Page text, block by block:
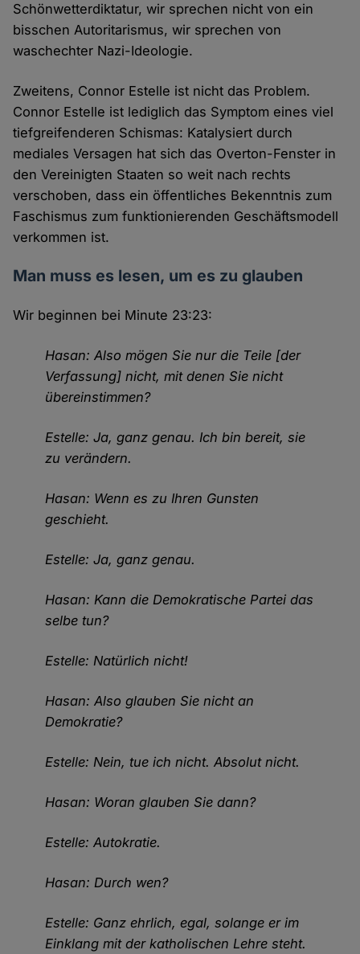
Schönwetterdiktatur, wir sprechen nicht von ein
bisschen Autoritarismus, wir sprechen von
waschechter Nazi-Ideologie.
Zweitens, Connor Estelle ist nicht das Problem.
Connor Estelle ist lediglich das Symptom eines viel
tiefgreifenderen Schismas: Katalysiert durch
mediales Versagen hat sich das Overton-Fenster in
den Vereinigten Staaten so weit nach rechts
verschoben, dass ein öffentliches Bekenntnis zum
Faschismus zum funktionierenden Geschäftsmodell
verkommen ist.
Man muss es lesen, um es zu glauben
Wir beginnen bei Minute 23:23:
Hasan: Also mögen Sie nur die Teile [der
Verfassung] nicht, mit denen Sie nicht
übereinstimmen?
Estelle: Ja, ganz genau. Ich bin bereit, sie
zu verändern.
Hasan: Wenn es zu Ihren Gunsten
geschieht.
Estelle: Ja, ganz genau.
Hasan: Kann die Demokratische Partei das
selbe tun?
Estelle: Natürlich nicht!
Hasan: Also glauben Sie nicht an
Demokratie?
Estelle: Nein, tue ich nicht. Absolut nicht.
Hasan: Woran glauben Sie dann?
Estelle: Autokratie.
Hasan: Durch wen?
Estelle: Ganz ehrlich, egal, solange er im
Einklang mit der katholischen Lehre steht.